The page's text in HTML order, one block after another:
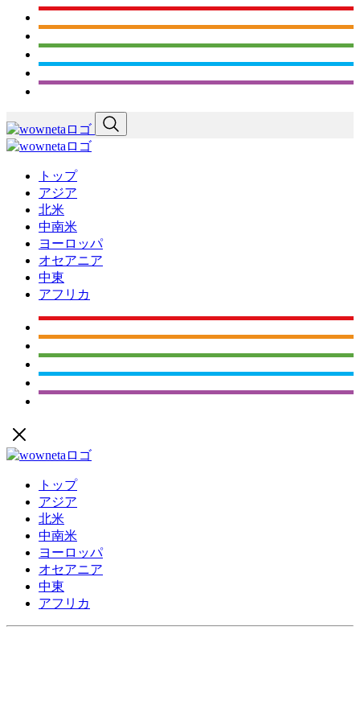
トップ
アジア
北米
中南米
ヨーロッパ
オセアニア
中東
アフリカ
トップ
アジア
北米
中南米
ヨーロッパ
オセアニア
中東
アフリカ